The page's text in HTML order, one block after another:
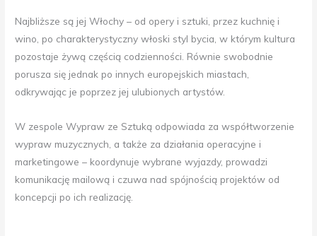
Najbliższe są jej Włochy – od opery i sztuki, przez kuchnię i
wino, po charakterystyczny włoski styl bycia, w którym kultura
pozostaje żywą częścią codzienności. Równie swobodnie
porusza się jednak po innych europejskich miastach,
odkrywając je poprzez jej ulubionych artystów.
W zespole Wypraw ze Sztuką odpowiada za współtworzenie
wypraw muzycznych, a także za działania operacyjne i
marketingowe – koordynuje wybrane wyjazdy, prowadzi
komunikację mailową i czuwa nad spójnością projektów od
koncepcji po ich realizację.